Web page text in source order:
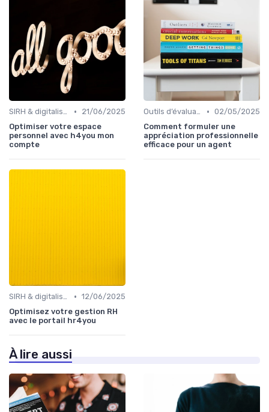
SIRH & digitalisation RH •
21/06/2025
Optimiser votre espace
personnel avec h4you mon
compte
Outils d’évaluation & de feedback • 02/05/2025
Comment formuler une
appréciation professionnelle
efficace pour un agent
SIRH & digitalisation RH • 12/06/2025
Optimisez votre gestion RH
avec le portail hr4you
À lire aussi